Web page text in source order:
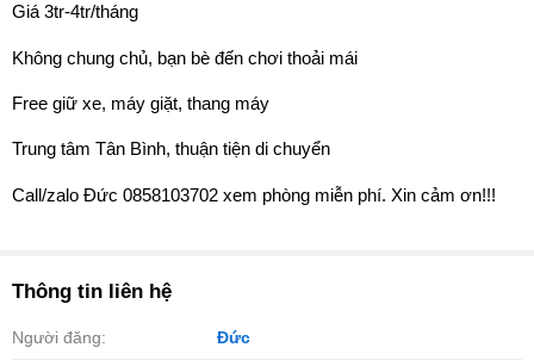
Giá 3tr-4tr/tháng
Không chung chủ, bạn bè đến chơi thoải mái
Free giữ xe, máy giặt, thang máy
Trung tâm Tân Bình, thuận tiện di chuyển
Call/zalo Đức 0858103702 xem phòng miễn phí. Xin cảm ơn!!!
Thông tin liên hệ
Người đăng: Đức